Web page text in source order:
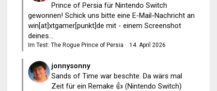
Prince of Persia für Nintendo Switch
gewonnen! Schick uns bitte eine E-Mail-Nachricht an
win[at]xtgamer[punkt]de mit - einem Screenshot
deines...
Im Test: The Rogue Prince of Persia · 14. April 2026
jonnysonny
Sands of Time war beschte. Da wärs mal
Zeit für ein Remake 👍 (Nintendo Switch)